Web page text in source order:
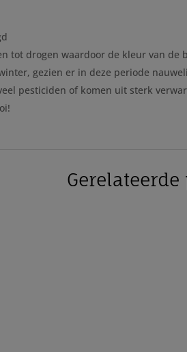
tot drogen waardoor de kleur van de
gezien er in deze periode
pesticiden of komen uit sterk